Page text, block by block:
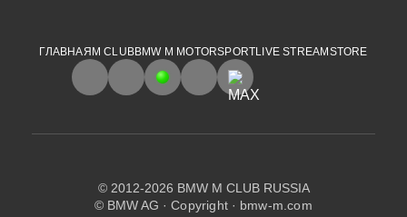
ГЛАВНАЯM CLUBBMW M MOTORSPORTLIVE STREAMSTORE
© 2012-2026 BMW M CLUB RUSSIA
© BMW AG ·Copyright · bmw-m.com